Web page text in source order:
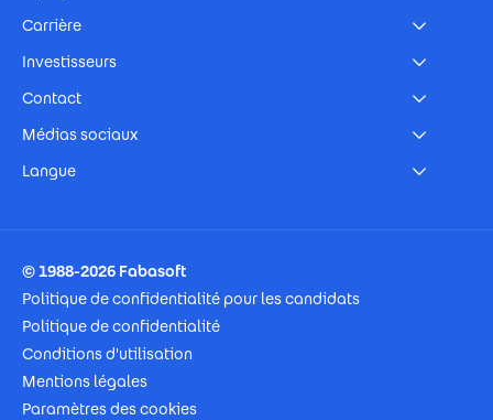
Carrière
Investisseurs
Contact
Médias sociaux
Langue
© 1988-2026 Fabasoft
Politique de confidentialité pour les candidats
Politique de confidentialité
Conditions d'utilisation
Mentions légales
Paramètres des cookies